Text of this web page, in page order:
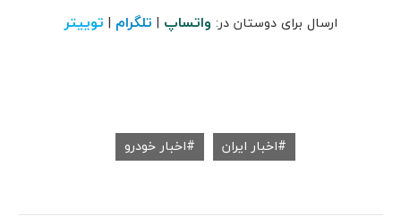
ارسال برای دوستان در: واتساپ | تلگرام | توییتر
اخبار ایران اخبار خودرو